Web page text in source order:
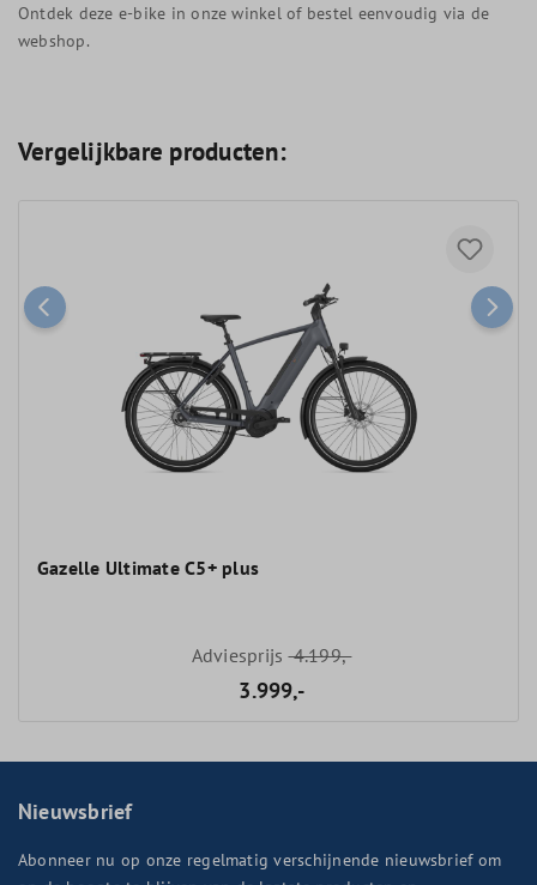
Ontdek deze e-bike in onze winkel of bestel eenvoudig via de
webshop.
Vergelijkbare producten:
Gazelle Ultimate C5+ plus
Adviesprijs4.199,-
3.999,-
Nieuwsbrief
Abonneer nu op onze regelmatig verschijnende nieuwsbrief om